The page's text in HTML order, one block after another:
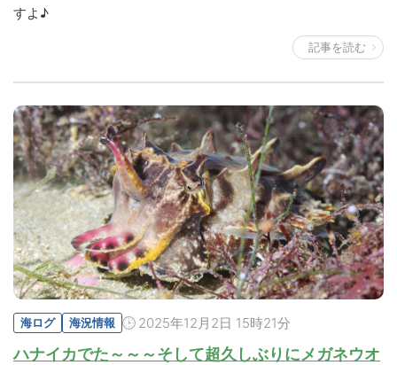
すよ♪
記事を読む
海ログ 海況情報 2025年12月2日 15時21分
ハナイカでた～～～そして超久しぶりにメガネウオ